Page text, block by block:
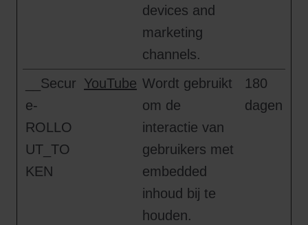
devices and
marketing
channels.
__Secur
e-
ROLLO
UT_TO
KEN
YouTube Wordt gebruikt
om de
interactie van
gebruikers met
embedded
inhoud bij te
houden.
180
dagen